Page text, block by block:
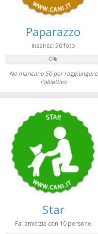
Paparazzo
Inserisci 50 foto
0%
Ne mancano 50 per raggiungere
l'obiettivo
Star
Fai amicizia con 10 persone